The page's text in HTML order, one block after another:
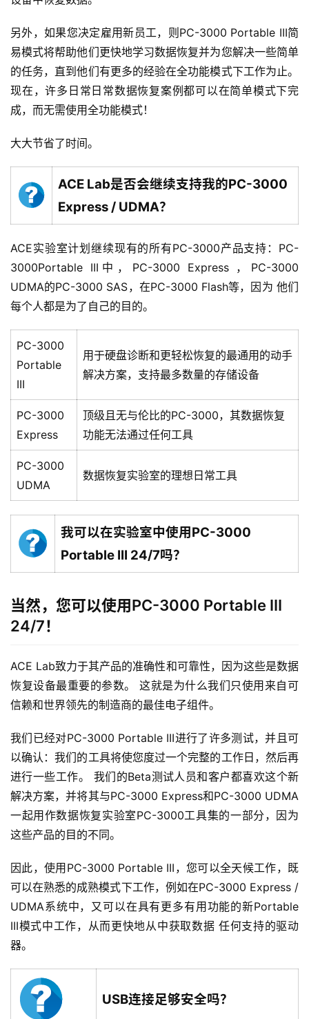
另外，如果您决定雇用新员工，则PC-3000 Portable III简
易模式将帮助他们更快地学习数据恢复并为您解决一些简单
的任务，直到他们有更多的经验在全功能模式下工作为止。
现在，许多日常日常数据恢复案例都可以在简单模式下完
成，而无需使用全功能模式！
大大节省了时间。
ACE Lab是否会继续支持我的PC-3000
Express / UDMA？
ACE实验室计划继续现有的所有PC-3000产品支持：PC-
3000Portable III中，PC-3000 Express ，PC-3000
UDMA的PC-3000 SAS，在PC-3000 Flash等，因为 他们
每个人都是为了自己的目的。
PC-3000
Portable
III
用于硬盘诊断和更轻松恢复的最通用的动手
解决方案，支持最多数量的存储设备
PC-3000
Express
顶级且无与伦比的PC-3000，其数据恢复
功能无法通过任何工具
PC-3000
UDMA
数据恢复实验室的理想日常工具
我可以在实验室中使用PC-3000
Portable III 24/7吗？
当然，您可以使用PC-3000 Portable III
24/7！
ACE Lab致力于其产品的准确性和可靠性，因为这些是数据
恢复设备最重要的参数。 这就是为什么我们只使用来自可
信赖和世界领先的制造商的最佳电子组件。
我们已经对PC-3000 Portable III进行了许多测试，并且可
以确认：我们的工具将使您度过一个完整的工作日，然后再
进行一些工作。 我们的Beta测试人员和客户都喜欢这个新
解决方案，并将其与PC-3000 Express和PC-3000 UDMA
一起用作数据恢复实验室PC-3000工具集的一部分，因为
这些产品的目的不同。
因此，使用PC-3000 Portable III，您可以全天候工作，既
可以在熟悉的成熟模式下工作，例如在PC-3000 Express /
UDMA系统中，又可以在具有更多有用功能的新Portable
III模式中工作，从而更快地从中获取数据 任何支持的驱动
器。
USB连接足够安全吗？